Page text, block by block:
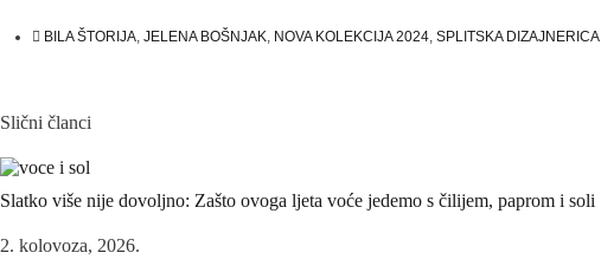
BILA ŠTORIJA,JELENA BOŠNJAK, NOVA KOLEKCIJA 2024,SPLITSKA DIZAJNERICA
Slični članci
Slatko više nije dovoljno: Zašto ovoga ljeta voće jedemo s čilijem, paprom i soli
2. kolovoza, 2026.